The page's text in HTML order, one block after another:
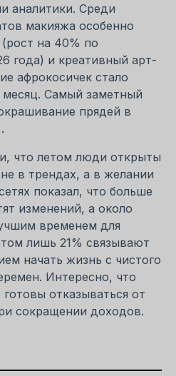
аналитики. Среди
макияжа особенно
на 40% по
года) и креативный арт-
афрокосичек стало
месяц. Самый заметный
прядей в
что летом люди открыты
в трендах, а в желании
показал, что больше
изменений, а около
временем для
лишь 21% связывают
начать жизнь с чистого
Интересно, что
отказываться от
сокращении доходов.